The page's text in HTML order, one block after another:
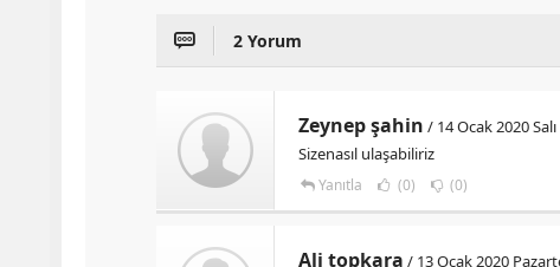
2 Yorum
Zeynep şahin / 14 Ocak 2020
Sizenasıl ulaşabiliriz
Yanıtla (0) (0)
Ali topkara / 13 Ocak 2020